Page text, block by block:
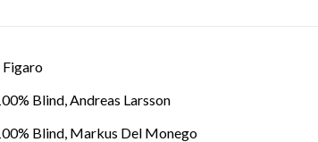
Figaro
Blind, Andreas Larsson
Blind, Markus Del Monego